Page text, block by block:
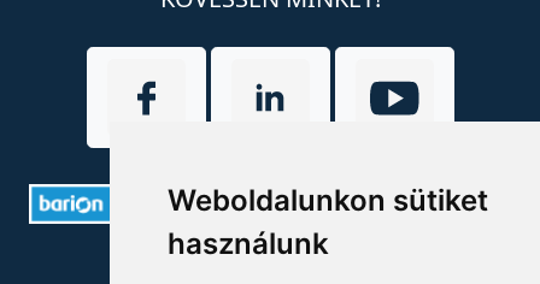
Weboldalunkon sütiket
használunk